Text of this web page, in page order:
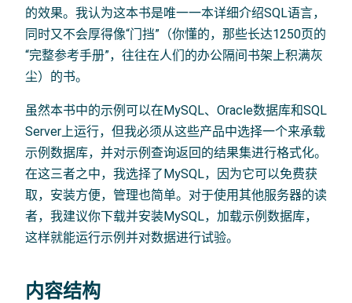
的效果。我认为这本书是唯一一本详细介绍SQL语言，
同时又不会厚得像“门挡”（你懂的，那些长达1250页的
“完整参考手册”，往往在人们的办公隔间书架上积满灰
尘）的书。
虽然本书中的示例可以在MySQL、Oracle数据库和SQL
Server上运行，但我必须从这些产品中选择一个来承载
示例数据库，并对示例查询返回的结果集进行格式化。
在这三者之中，我选择了MySQL，因为它可以免费获
取，安装方便，管理也简单。对于使用其他服务器的读
者，我建议你下载并安装MySQL，加载示例数据库，
这样就能运行示例并对数据进行试验。
内容结构